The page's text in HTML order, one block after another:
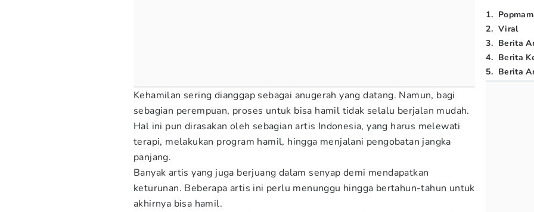
Kehamilan sering dianggap sebagai anugerah yang datang. Namun, bagi
sebagian perempuan, proses untuk bisa hamil tidak selalu berjalan mudah.
Hal ini pun dirasakan oleh sebagian artis Indonesia, yang harus melewati
terapi, melakukan program hamil, hingga menjalani pengobatan jangka
panjang.
Banyak artis yang juga berjuang dalam senyap demi mendapatkan
keturunan. Beberapa artis ini perlu menunggu hingga bertahun-tahun untuk
akhirnya bisa hamil.
1.
2. Viral
3. Berita
4. Berita
5. Berita